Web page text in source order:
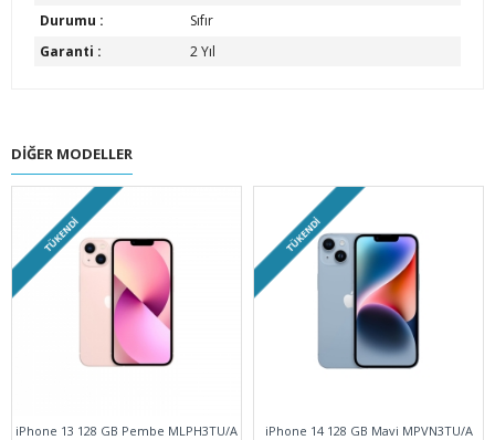
Durumu :
Sıfır
Garanti :
2 Yıl
DIĞER MODELLER
TÜKENDI
iPhone 13 128 GB Pembe MLPH3TU/A
TÜKENDI
iPhone 14 128 GB Mavi MPVN3TU/A